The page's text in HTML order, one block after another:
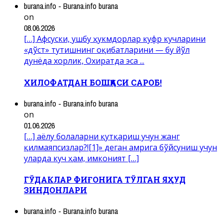
burana.info - Burana.info burana
on
08.06.2026
[…] Афсуски, ушбу ҳукмдорлар куфр кучларини
«дўст» тутишнинг оқибатларини — бу йўл
дунёда хорлик, Охиратда эса ...
ХИЛОФАТДАН БОШҚАСИ САРОБ!
burana.info - Burana.info burana
on
01.06.2026
[…] аёлу болаларни қутқариш учун жанг
қилмаяпсизлар?![1]» деган амрига бўйсуниш учун
уларда куч ҳам, имконият […]
ГЎДАКЛАР ФИҒОНИГА ТЎЛГАН ЯҲУД
ЗИНДОНЛАРИ
burana.info - Burana.info burana